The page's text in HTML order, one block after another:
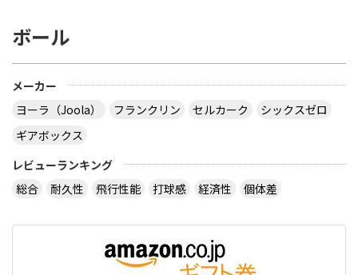
ボール
メーカー
ヨーラ（Joola）
フランクリン セルカーク
シックスゼロ
ギアボックス
レビューランキング
総合
耐久性 飛行性能 打球感 経済性 個体差